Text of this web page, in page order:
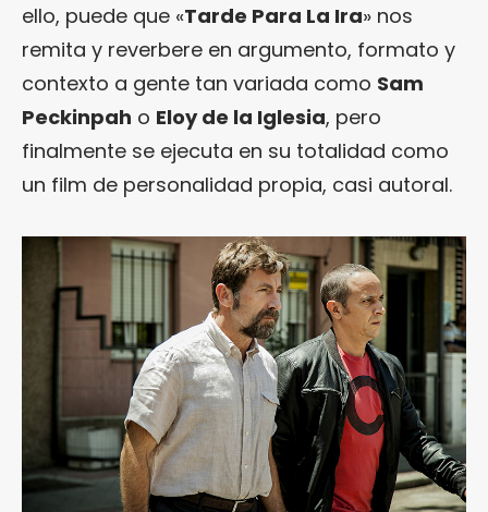
ello, puede que «Tarde Para La Ira» nos
remita y reverbere en argumento, formato y
contexto a gente tan variada como Sam
Peckinpah o Eloy de la Iglesia, pero
finalmente se ejecuta en su totalidad como
un film de personalidad propia, casi autoral.